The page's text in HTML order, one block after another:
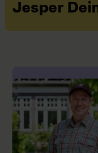
Jesper